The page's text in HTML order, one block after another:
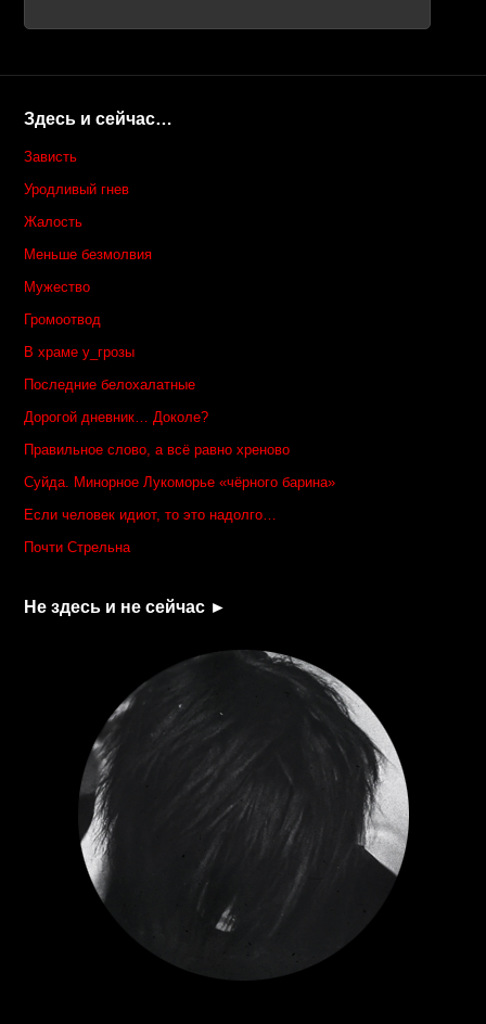
Здесь и сейчас…
Зависть
Уродливый гнев
Жалость
Меньше безмолвия
Мужество
Громоотвод
В храме у_грозы
Последние белохалатные
Дорогой дневник… Доколе?
Правильное слово, а всё равно хреново
Суйда. Минорное Лукоморье «чёрного барина»
Если человек идиот, то это надолго…
Почти Стрельна
Не здесь и не сейчас ►